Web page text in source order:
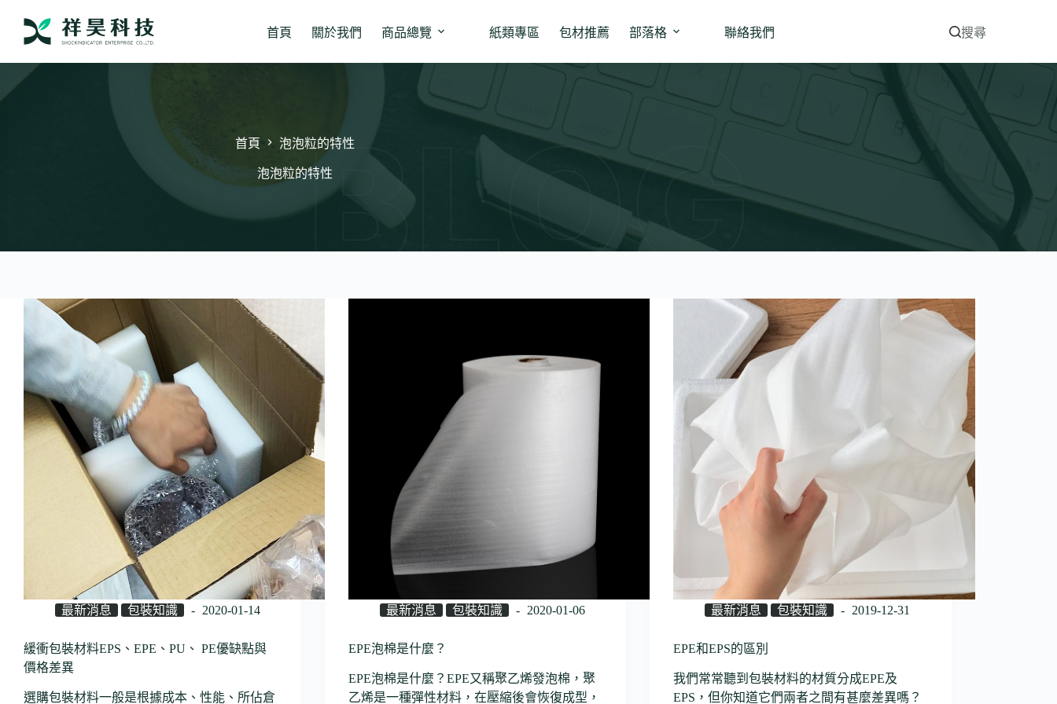
要
容
首頁 關於我們 商品總覽 紙類專區 包材推薦 部落格 聯絡我們 搜尋
首頁 泡泡粒的特性
泡泡粒的特性
最新消息 包裝知識 2020-01-14
緩衝包裝材料EPS、EPE、PU、 PE優缺點與
價格差異
選購包裝材料一般是根據成本、性能、所佔倉
最新消息 包裝知識 2020-01-06
EPE泡棉是什麼？
EPE泡棉是什麼？EPE又稱聚乙烯發泡棉，聚
乙烯是一種彈性材料，在壓縮後會恢復成型，
最新消息 包裝知識 2019-12-31
EPE和EPS的區別
我們常常聽到包裝材料的材質分成EPE及
EPS，但你知道它們兩者之間有甚麼差異嗎？